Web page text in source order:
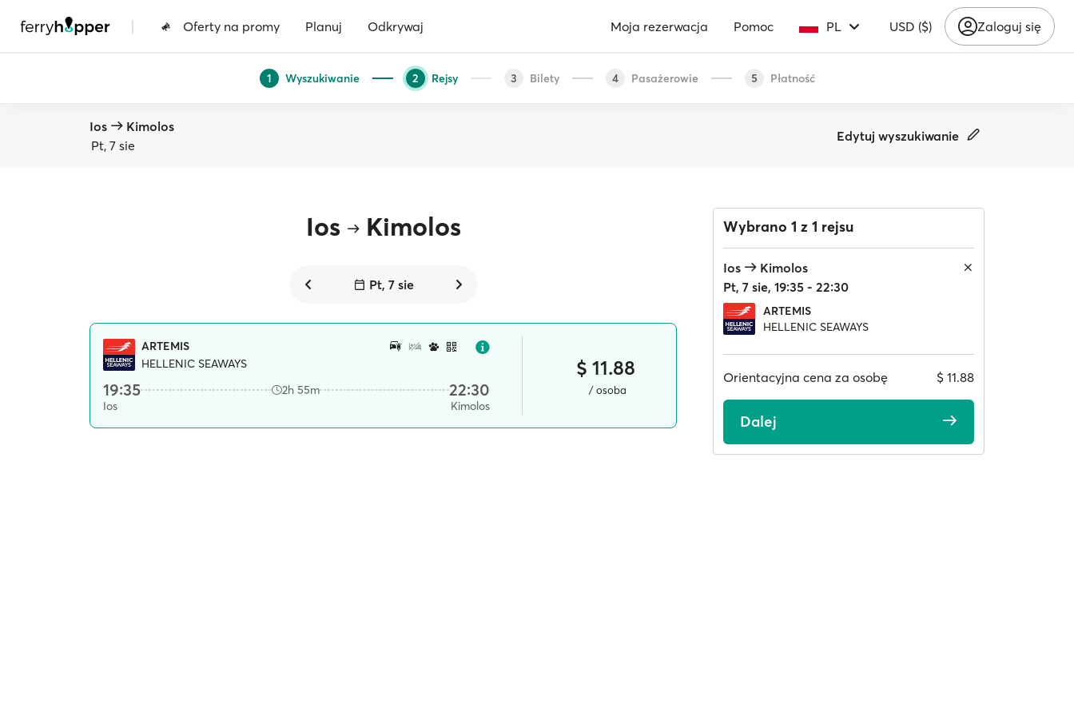
| Oferty na promy Planuj Odkrywaj Moja rezerwacja Pomoc PL USD ($) Zaloguj się
1 Wyszukiwanie 2 Rejsy 3 Bilety 4 Pasażerowie 5 Płatność
Ios
Kimolos
Pt, 7 sie
Edytuj wyszukiwanie
Ios Kimolos
Pt, 7 sie
ARTEMIS
HELLENIC SEAWAYS
19:35 2h 55m 22:30
Ios Kimolos
$ 11.88
/ osoba
Wybrano 1 z 1 rejsu
Ios
Kimolos
Pt, 7 sie, 19:35 - 22:30
ARTEMIS
HELLENIC SEAWAYS
Orientacyjna cena za osobę $ 11.88
Dalej